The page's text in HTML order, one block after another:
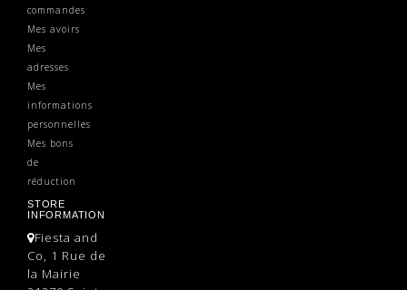
commandes
Mes avoirs
Mes
adresses
Mes
informations
personnelles
Mes bons
de
réduction
STORE
INFORMATION
Fiesta and
Co, 1 Rue de
la Mairie